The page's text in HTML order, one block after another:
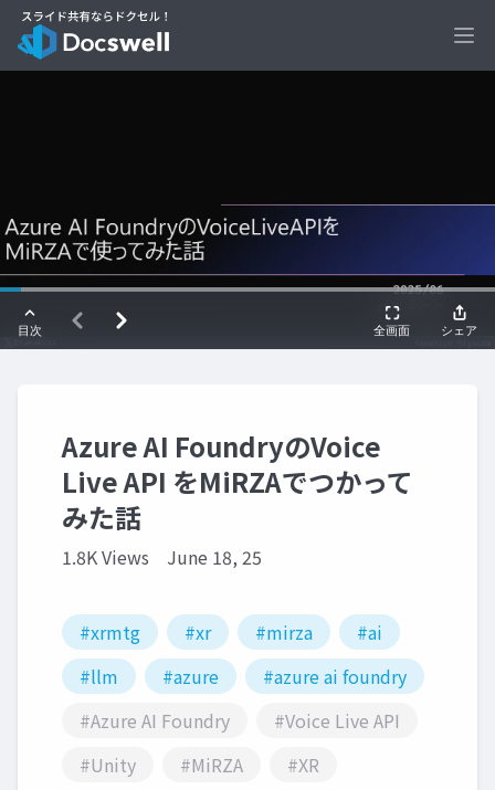
Azure AI FoundryのVoice
Live API をMiRZAでつかって
みた話
1.8K Views June 18, 25
#xrmtg #xr #mirza
#ai
#llm
#azure
#azure ai foundry
#Azure AI Foundry
#Voice Live API
#Unity
#MiRZA #XR